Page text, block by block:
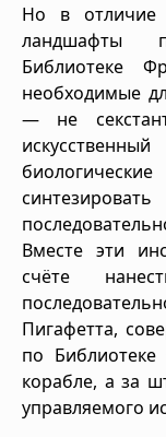
Но в отличие
ландшафты
Библиотеке
необходимые
— не
Вместе эти
счёте
Пигафетта,
по
корабле, а за
управляемого